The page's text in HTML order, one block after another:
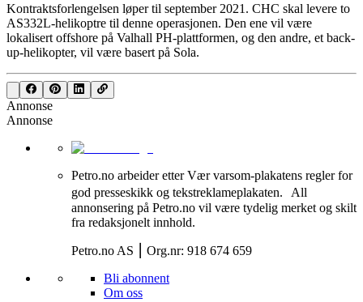
Kontraktsforlengelsen løper til september 2021. CHC skal levere to
AS332L-helikoptre til denne operasjonen. Den ene vil være
lokalisert offshore på Valhall PH-plattformen, og den andre, et back-
up-helikopter, vil være basert på Sola.
Annonse
Annonse
Petro.no arbeider etter Vær varsom-plakatens regler for
god presseskikk og tekstreklameplakaten. All
annonsering på Petro.no vil være tydelig merket og skilt
fra redaksjonelt innhold.
Petro.no AS ⎮ Org.nr: 918 674 659
Bli abonnent
Om oss